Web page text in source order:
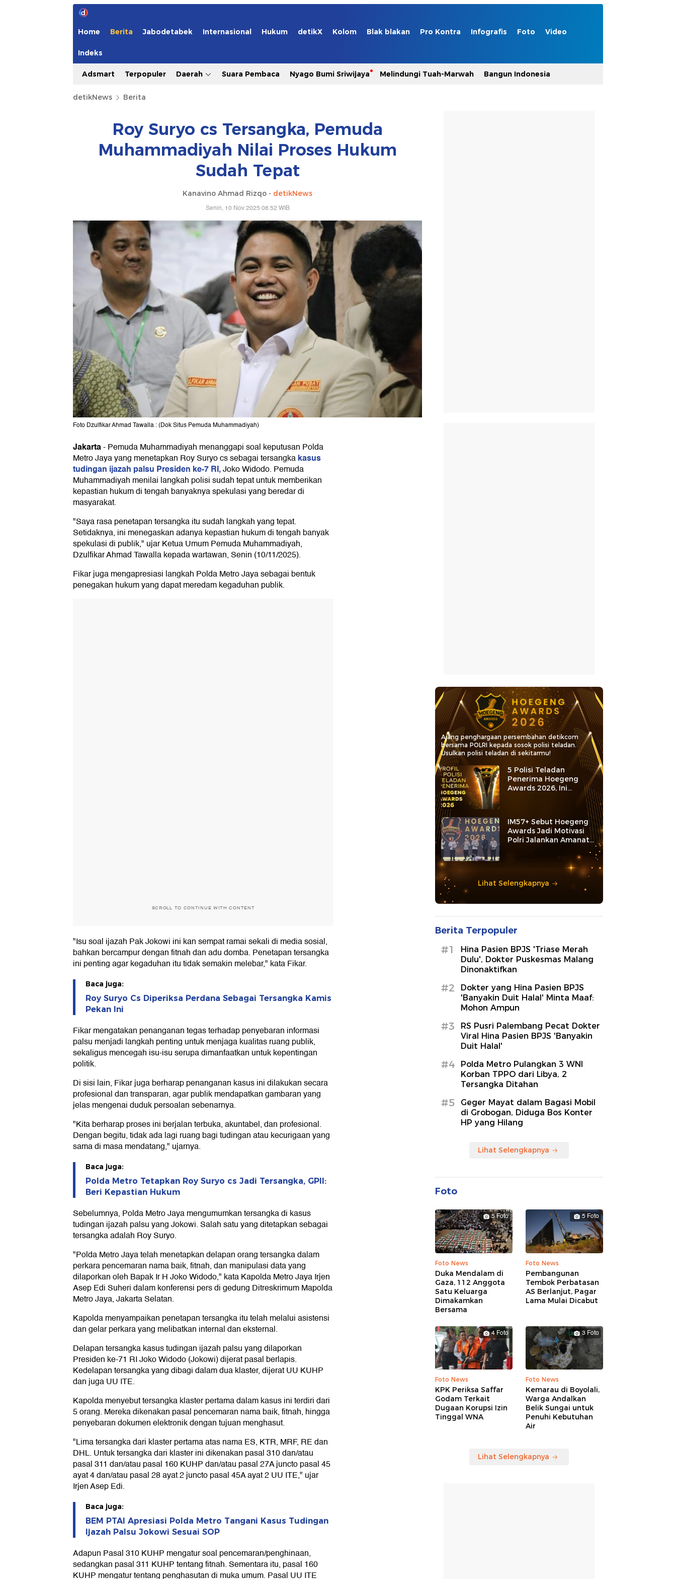
Home Berita Jabodetabek Internasional Hukum detikX Kolom Blak blakan Pro Kontra Infografis Foto Video
Indeks
Adsmart Terpopuler Daerah Suara Pembaca Nyago Bumi Sriwijaya Melindungi Tuah-Marwah Bangun Indonesia
detikNews Berita
Roy Suryo cs Tersangka, Pemuda
Muhammadiyah Nilai Proses Hukum
Sudah Tepat
Kanavino Ahmad Rizqo - detikNews
Senin, 10 Nov 2025 08:52 WIB
Foto Dzulfikar Ahmad Tawalla : (Dok Situs Pemuda Muhammadiyah)
Jakarta-Pemuda Muhammadiyah menanggapi soal keputusan Polda
Metro Jaya yang menetapkan Roy Suryo cs sebagai tersangkakasus
tudingan ijazah palsu Presiden ke-7 RI,Joko Widodo. Pemuda
Muhammadiyah menilai langkah polisi sudah tepat untuk memberikan
kepastian hukum di tengah banyaknya spekulasi yang beredar di
masyarakat.
"Saya rasa penetapan tersangka itu sudah langkah yang tepat.
Setidaknya, ini menegaskan adanya kepastian hukum di tengah banyak
spekulasi di publik," ujar Ketua Umum Pemuda Muhammadiyah,
Dzulfikar Ahmad Tawalla kepada wartawan, Senin (10/11/2025).
Fikar juga mengapresiasi langkah Polda Metro Jaya sebagai bentuk
penegakan hukum yang dapat meredam kegaduhan publik.
SCROLL TO CONTINUE WITH CONTENT
"Isu soal ijazah Pak Jokowi ini kan sempat ramai sekali di media sosial,
bahkan bercampur dengan fitnah dan adu domba. Penetapan tersangka
ini penting agar kegaduhan itu tidak semakin melebar," kata Fikar.
Baca juga:
Roy Suryo Cs Diperiksa Perdana Sebagai Tersangka Kamis
Pekan Ini
Fikar mengatakan penanganan tegas terhadap penyebaran informasi
palsu menjadi langkah penting untuk menjaga kualitas ruang publik,
sekaligus mencegah isu-isu serupa dimanfaatkan untuk kepentingan
politik.
Di sisi lain, Fikar juga berharap penanganan kasus ini dilakukan secara
profesional dan transparan, agar publik mendapatkan gambaran yang
jelas mengenai duduk persoalan sebenarnya.
"Kita berharap proses ini berjalan terbuka, akuntabel, dan profesional.
Dengan begitu, tidak ada lagi ruang bagi tudingan atau kecurigaan yang
sama di masa mendatang," ujarnya.
Baca juga:
Polda Metro Tetapkan Roy Suryo cs Jadi Tersangka, GPII:
Beri Kepastian Hukum
Sebelumnya, Polda Metro Jaya mengumumkan tersangka di kasus
tudingan ijazah palsu yang Jokowi. Salah satu yang ditetapkan sebagai
tersangka adalah Roy Suryo.
"Polda Metro Jaya telah menetapkan delapan orang tersangka dalam
perkara pencemaran nama baik, fitnah, dan manipulasi data yang
dilaporkan oleh Bapak Ir H Joko Widodo," kata Kapolda Metro Jaya Irjen
Asep Edi Suheri dalam konferensi pers di gedung Ditreskrimum Mapolda
Metro Jaya, Jakarta Selatan.
Kapolda menyampaikan penetapan tersangka itu telah melalui asistensi
dan gelar perkara yang melibatkan internal dan eksternal.
Delapan tersangka kasus tudingan ijazah palsu yang dilaporkan
Presiden ke-71 RI Joko Widodo (Jokowi) dijerat pasal berlapis.
Kedelapan tersangka yang dibagi dalam dua klaster, dijerat UU KUHP
dan juga UU ITE.
Kapolda menyebut tersangka klaster pertama dalam kasus ini terdiri dari
5 orang. Mereka dikenakan pasal pencemaran nama baik, fitnah, hingga
penyebaran dokumen elektronik dengan tujuan menghasut.
"Lima tersangka dari klaster pertama atas nama ES, KTR, MRF, RE dan
DHL. Untuk tersangka dari klaster ini dikenakan pasal 310 dan/atau
pasal 311 dan/atau pasal 160 KUHP dan/atau pasal 27A juncto pasal 45
ayat 4 dan/atau pasal 28 ayat 2 juncto pasal 45A ayat 2 UU ITE," ujar
Irjen Asep Edi.
Baca juga:
BEM PTAI Apresiasi Polda Metro Tangani Kasus Tudingan
Ijazah Palsu Jokowi Sesuai SOP
Adapun Pasal 310 KUHP mengatur soal pencemaran/penghinaan,
sedangkan pasal 311 KUHP tentang fitnah. Sementara itu, pasal 160
KUHP mengatur tentang penghasutan di muka umum. Pasal UU ITE
Ajang penghargaan persembahan detikcom
bersama POLRI kepada sosok polisi teladan.
Usulkan polisi teladan di sekitarmu!
5 Polisi Teladan
Penerima Hoegeng
Awards 2026, Ini
Kategori dan Kiprahnya
IM57+ Sebut Hoegeng
Awards Jadi Motivasi
Polri Jalankan Amanat
Lihat Selengkapnya
Berita Terpopuler
#1
Hina Pasien BPJS 'Triase Merah
Dulu', Dokter Puskesmas Malang
Dinonaktifkan
#2
Dokter yang Hina Pasien BPJS
'Banyakin Duit Halal' Minta Maaf:
Mohon Ampun
#3
RS Pusri Palembang Pecat Dokter
Viral Hina Pasien BPJS 'Banyakin
Duit Halal'
#4
Polda Metro Pulangkan 3 WNI
Korban TPPO dari Libya, 2
Tersangka Ditahan
#5
Geger Mayat dalam Bagasi Mobil
di Grobogan, Diduga Bos Konter
HP yang Hilang
Lihat Selengkapnya
Foto
5 Foto
Foto News
Duka Mendalam di
Gaza, 112 Anggota
Satu Keluarga
Dimakamkan
Bersama
5 Foto
Foto News
Pembangunan
Tembok Perbatasan
AS Berlanjut, Pagar
Lama Mulai Dicabut
4 Foto
Foto News
KPK Periksa Saffar
Godam Terkait
Dugaan Korupsi Izin
Tinggal WNA
3 Foto
Foto News
Kemarau di Boyolali,
Warga Andalkan
Belik Sungai untuk
Penuhi Kebutuhan
Air
Lihat Selengkapnya